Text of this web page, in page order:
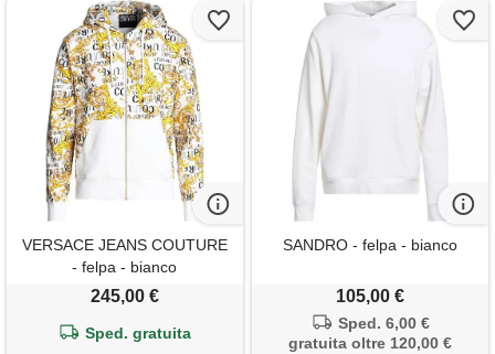
VERSACE JEANS COUTURE
- felpa - bianco
245,00 €
Sped. gratuita
SANDRO - felpa - bianco
105,00 €
Sped. 6,00 €
gratuita oltre 120,00 €